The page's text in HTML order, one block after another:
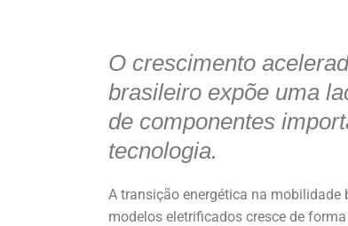
s
A
p
p
e
b
o
o
e
dI
n
l
e
O crescimento
brasileiro expõe uma
de componentes
tecnologia.
A transição energética na
modelos eletrificados cresce de